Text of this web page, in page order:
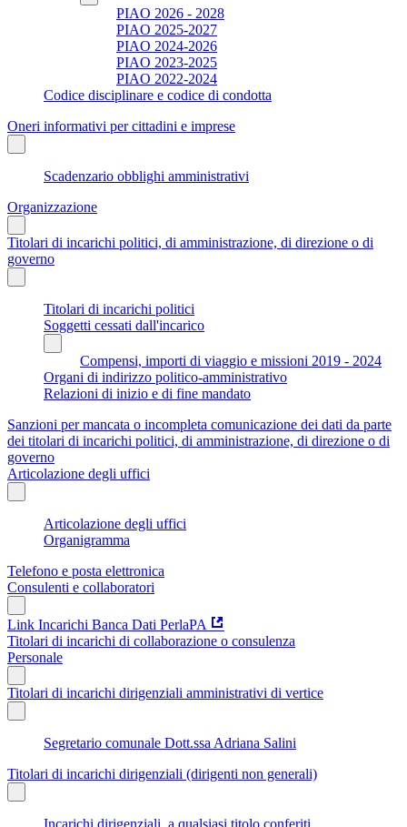
PIAO 2026 - 2028
PIAO 2025-2027
PIAO 2024-2026
PIAO 2023-2025
PIAO 2022-2024
Codice disciplinare e codice di condotta
Oneri informativi per cittadini e imprese
Scadenzario obblighi amministrativi
Organizzazione
Titolari di incarichi politici, di amministrazione, di direzione o di
governo
Titolari di incarichi politici
Soggetti cessati dall'incarico
Compensi, importi di viaggio e missioni 2019 - 2024
Organi di indirizzo politico-amministrativo
Relazioni di inizio e di fine mandato
Sanzioni per mancata o incompleta comunicazione dei dati da parte
dei titolari di incarichi politici, di amministrazione, di direzione o di
governo
Articolazione degli uffici
Articolazione degli uffici
Organigramma
Telefono e posta elettronica
Consulenti e collaboratori
Link Incarichi Banca Dati PerlaPA
Titolari di incarichi di collaborazione o consulenza
Personale
Titolari di incarichi dirigenziali amministrativi di vertice
Segretario comunale Dott.ssa Adriana Salini
Titolari di incarichi dirigenziali (dirigenti non generali)
Incarichi dirigenziali, a qualsiasi titolo conferiti